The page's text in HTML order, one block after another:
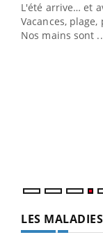
L'été arrive… et
Vacances,
Nos mains sont
LES MALADIES